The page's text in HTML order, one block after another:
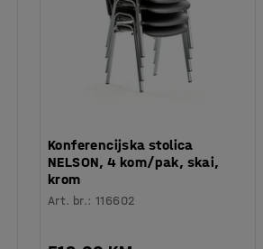
Konferencijska stolica
NELSON, 4 kom/pak, skai,
krom
Art. br.:116602